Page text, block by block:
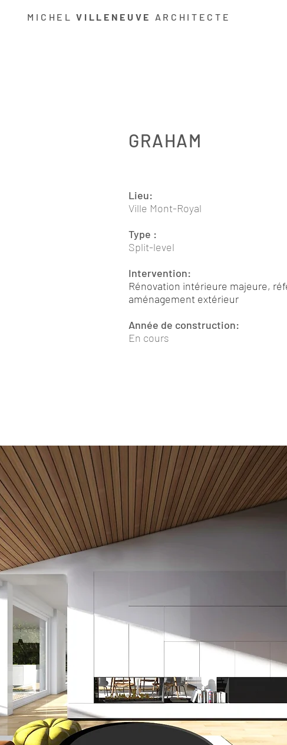
GRAHAM
Lieu:
Ville Mont-Royal
Type :
Split-level
Intervention:
Rénovation intérieure majeure,
aménagement extérieur
Année de construction:
En cours
MICHELVILLENEUVE ARCHITECTE